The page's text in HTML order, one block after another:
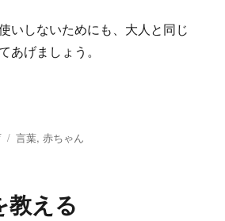
いしないためにも、大人と同じ
あげましょう。
タ
言葉,赤ちゃん
教える